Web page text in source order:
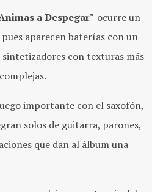
a Despegar" ocurre un
aparecen baterías con un
con texturas más
importante con el saxofón,
solos de guitarra, parones,
que dan al álbum una